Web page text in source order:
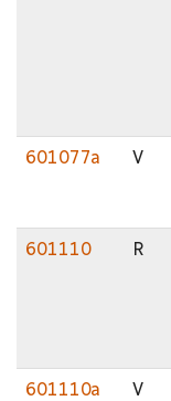
601077a V
601110 R
601110a V